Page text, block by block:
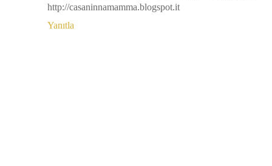
http://casaninnamamma.blogspot.it
Yanıtla